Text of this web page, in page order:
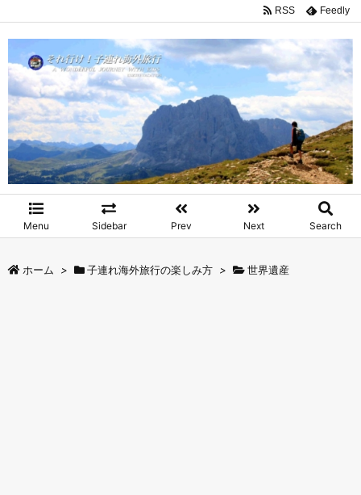
Menu Sidebar Prev Next Search
RSS Feedly
ホーム > 子連れ海外旅行の楽しみ方 > 世界遺産